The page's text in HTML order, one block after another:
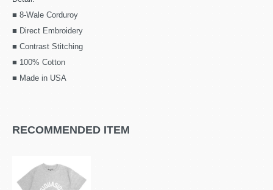
■ 8-Wale Corduroy
■ Direct Embroidery
■ Contrast Stitching
■ 100% Cotton
■ Made in USA
RECOMMENDED ITEM